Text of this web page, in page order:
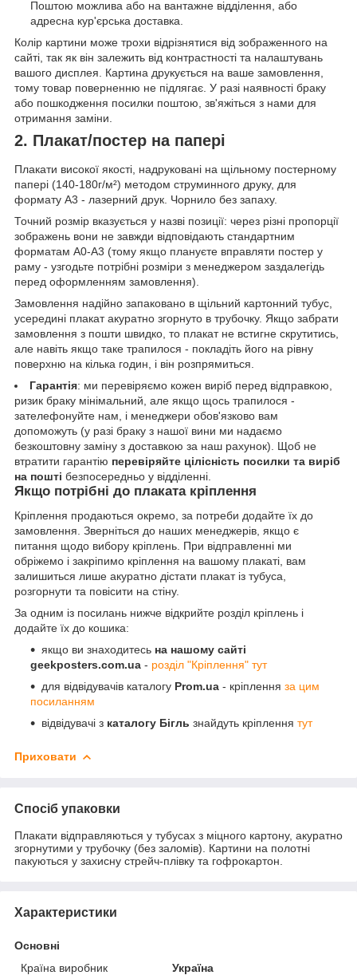
Поштою можлива або на вантажне відділення, або
адресна кур'єрська доставка.
Колір картини може трохи відрізнятися від зображенного на
сайті, так як він залежить від контрастності та налаштувань
вашого дисплея. Картина друкується на ваше замовлення,
тому товар поверненню не підлягає. У разі наявності браку
або пошкодження посилки поштою, зв'яжіться з нами для
отримання заміни.
2. Плакат/постер на папері
Плакати високої якості, надруковані на щільному постерному
папері (140-180г/м²) методом струминного друку, для
формату А3 - лазерний друк. Чорнило без запаху.
Точний розмір вказується у назві позиції: через різні пропорції
зображень вони не завжди відповідають стандартним
форматам А0-А3 (тому якщо плануєте вправляти постер у
раму - узгодьте потрібні розміри з менеджером заздалегідь
перед оформленням замовлення).
Замовлення надійно запаковано в щільний картонний тубус,
усередині плакат акуратно згорнуто в трубочку. Якщо забрати
замовлення з пошти швидко, то плакат не встигне скрутитись,
але навіть якщо таке трапилося - покладіть його на рівну
поверхню на кілька годин, і він розпрямиться.
Гарантія: ми перевіряємо кожен виріб перед відправкою,
ризик браку мінімальний, але якщо щось трапилося -
зателефонуйте нам, і менеджери обов'язково вам
допоможуть (у разі браку з нашої вини ми надаємо
безкоштовну заміну з доставкою за наш рахунок). Щоб не
втратити гарантію перевіряйте цілісність посилки та виріб
на пошті безпосередньо у відділенні.
Якщо потрібні до плаката кріплення
Кріплення продаються окремо, за потреби додайте їх до
замовлення. Зверніться до наших менеджерів, якщо є
питання щодо вибору кріплень. При відправленні ми
обріжемо і закріпимо кріплення на вашому плакаті, вам
залишиться лише акуратно дістати плакат із тубуса,
розгорнути та повісити на стіну.
За одним із посилань нижче відкрийте розділ кріплень і
додайте їх до кошика:
якщо ви знаходитесь на нашому сайті
geekposters.com.ua - розділ "Кріплення" тут
для відвідувачів каталогу Prom.ua - кріплення за цим
посиланням
відвідувачі з каталогу Бігль знайдуть кріплення тут
Приховати
Спосіб упаковки
Плакати відправляються у тубусах з міцного картону, акуратно
згорнутими у трубочку (без заломів). Картини на полотні
пакуються у захисну стрейч-плівку та гофрокартон.
Характеристики
Основні
Країна виробник
Україна